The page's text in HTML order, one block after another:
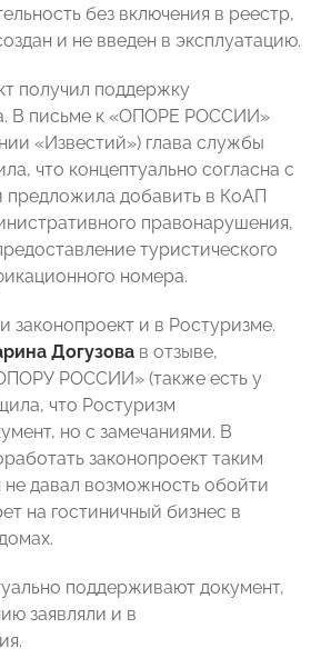
без включения в реестр,
и не введен в эксплуатацию.
получил поддержку
. В письме к «ОПОРЕ РОССИИ»
«Известий») глава службы
что концептуально согласна с
предложила добавить в КоАП
правонарушения,
туристического
номера.
законопроект и в Ростуризме.
Догузова в отзыве,
РОССИИ» (также есть у
что Ростуризм
но с замечаниями. В
законопроект таким
давал возможность обойти
на гостиничный бизнес в
поддерживают документ,
заявляли и в
.